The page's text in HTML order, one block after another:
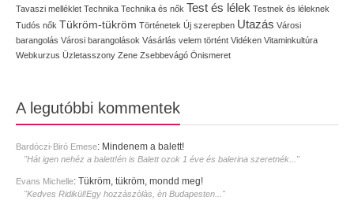
Tavaszi melléklet Technika Technika és nők Test és lélek Testnek és léleknek
Tudós nők Tükröm-tükröm Történetek Új szerepben Utazás Városi
barangolás Városi barangolások Vásárlás velem történt Vidéken Vitaminkultúra
Webkurzus Üzletasszony Zene Zsebbevágó Önismeret
A legutóbbi kommentek
Bardóczi-Biró Emese: Mindenem a balett!
"Hát igen nehéz a balett!én is Balett ozok 1 éve és balerina szeretnék..."
Evans Michelle: Tükröm, tükröm, mondd meg!
"Kedves Ridikül!Egy hozzàszòlàs, èn Budapesten..."